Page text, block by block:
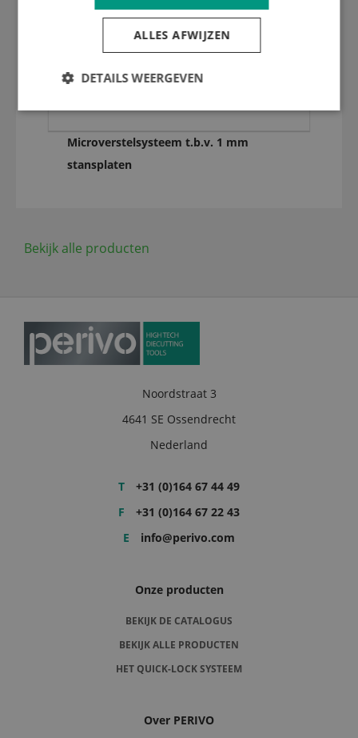
Microverstelsysteem t.b.v. 1 mm
stansplaten
Bekijk alle producten
Noordstraat 3
4641 SE Ossendrecht
Nederland
T
+31 (0)164 67 44 49
F
+31 (0)164 67 22 43
E
info@perivo.com
Onze producten
BEKIJK DE CATALOGUS
BEKIJK ALLE PRODUCTEN
HET QUICK-LOCK SYSTEEM
Over PERIVO
ALLES AFWIJZEN
DETAILS WEERGEVEN